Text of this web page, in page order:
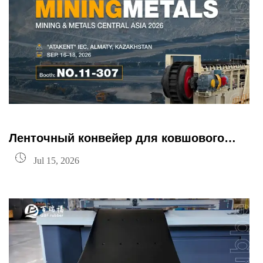
Ленточный конвейер для ковшового
элеватора цементного завода — резина
 Jul 15, 2026